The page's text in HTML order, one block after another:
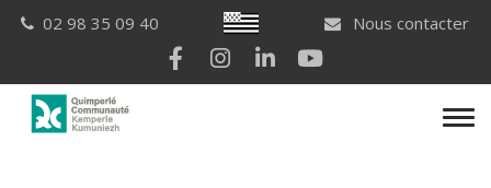
Breton
02 98 35 09 40
Nous contacter
Lien vers le compte Facebook
Lien vers le compte Instagram
Lien vers le compte